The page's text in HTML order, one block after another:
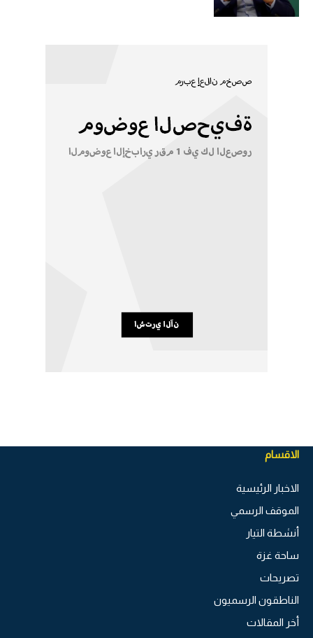
الاقسام
الاخبار الرئيسية
الموقف الرسمي
أنشطة التيار
ساحة غزة
تصريحات
الناطقون الرسميون
أخر المقالات